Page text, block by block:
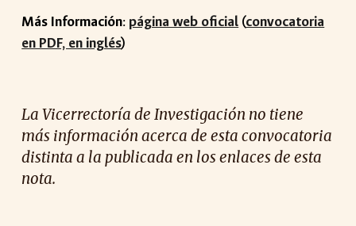
Más Información: página web oficial (convocatoria
en PDF, en inglés)
La Vicerrectoría de Investigación no tiene
más información acerca de esta convocatoria
distinta a la publicada en los enlaces de esta
nota.